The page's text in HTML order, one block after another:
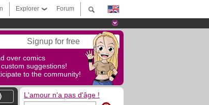
Forum
Explorer
Signup for free
over comics
suggestions!
to the community!
L'amour n'a pas d'âge !